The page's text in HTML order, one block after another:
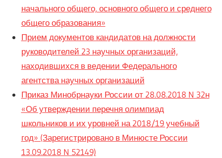
начального общего, основного общего и среднего
общего образования»
Прием документов кандидатов на должности
руководителей 23 научных организаций,
находившихся в ведении Федерального
агентства научных организаций
Приказ Минобрнауки России от 28.08.2018 N 32н
«Об утверждении перечня олимпиад
школьников и их уровней на 2018/19 учебный
год» (Зарегистрировано в Минюсте России
13.09.2018 N 52149)